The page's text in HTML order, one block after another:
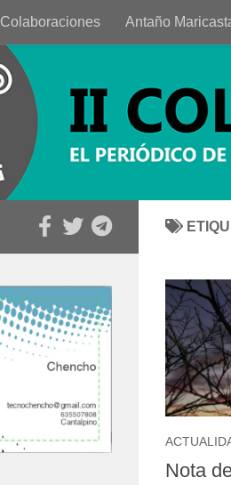
Colaboraciones Antaño
Nota